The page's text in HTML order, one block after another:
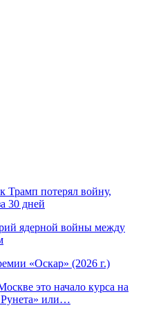
Трамп потерял войну,
30 дней
ядерной войны между
«Оскар» (2026 г.)
это начало курса на
Рунета» или…